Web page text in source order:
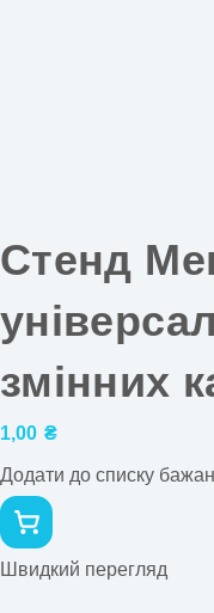
Стенд
змінних
1,00 ₴
Додати до списку
Швидкий перегляд